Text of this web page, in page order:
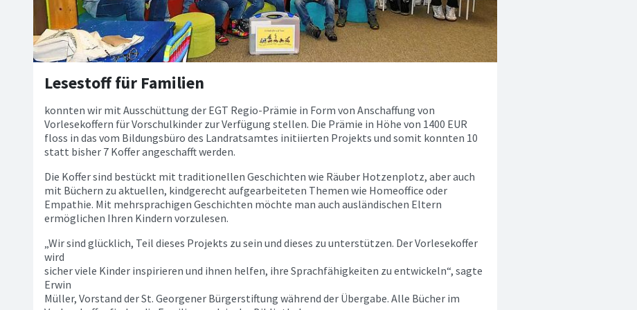
Lesestoff für Familien
konnten wir mit Ausschüttung der EGT Regio-Prämie in Form von Anschaffung von
Vorlesekoffern für Vorschulkinder zur Verfügung stellen. Die Prämie in Höhe von 1400 EUR
floss in das vom Bildungsbüro des Landratsamtes initiierten Projekts und somit konnten 10
statt bisher 7 Koffer angeschafft werden.
Die Koffer sind bestückt mit traditionellen Geschichten wie Räuber Hotzenplotz, aber auch
mit Büchern zu aktuellen, kindgerecht aufgearbeiteten Themen wie Homeoffice oder
Empathie. Mit mehrsprachigen Geschichten möchte man auch ausländischen Eltern
ermöglichen Ihren Kindern vorzulesen.
„Wir sind glücklich, Teil dieses Projekts zu sein und dieses zu unterstützen. Der Vorlesekoffer
wird
sicher viele Kinder inspirieren und ihnen helfen, ihre Sprachfähigkeiten zu entwickeln“, sagte
Erwin
Müller, Vorstand der St. Georgener Bürgerstiftung während der Übergabe. Alle Bücher im